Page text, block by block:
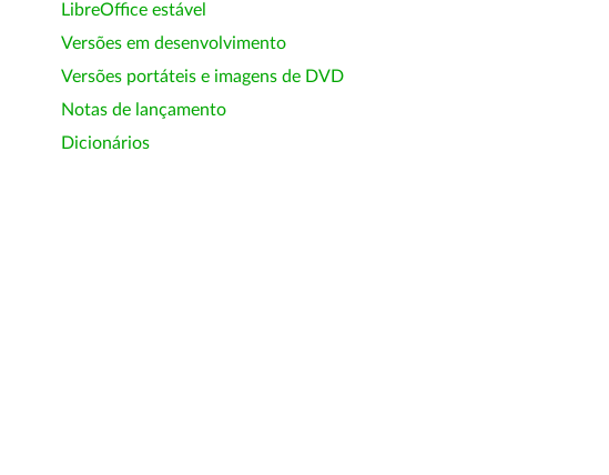
LibreOffice estável
Versões em desenvolvimento
Versões portáteis e imagens de DVD
Notas de lançamento
Dicionários